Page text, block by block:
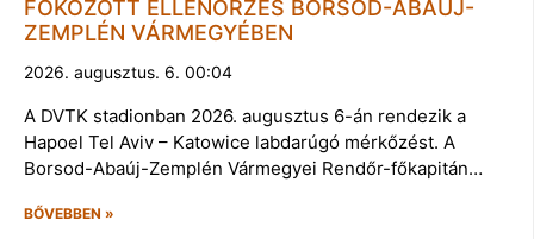
FOKOZOTT ELLENŐRZÉS BORSOD-ABAÚJ-
ZEMPLÉN VÁRMEGYÉBEN
2026. augusztus. 6. 00:04
A DVTK stadionban 2026. augusztus 6-án rendezik a
Hapoel Tel Aviv – Katowice labdarúgó mérkőzést. A
Borsod-Abaúj-Zemplén Vármegyei Rendőr-főkapitán…
BŐVEBBEN »